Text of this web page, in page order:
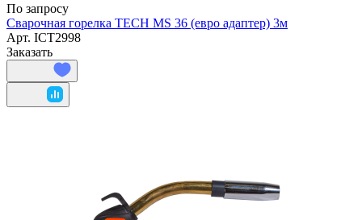
По запросу
Сварочная горелка TECH MS 36 (евро адаптер) 3м
Арт. ICT2998
Заказать